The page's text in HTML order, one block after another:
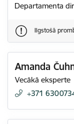
Departamenta
Ilgstošā
Amanda
Vecākā eksperte
+371